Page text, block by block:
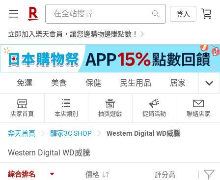
登入
立即加入樂天會員，讓您邊購物邊賺點數！
購物網分類
天天免運 美食蛋糕 養生保健 民生用品
居家生活 3C家電 親子玩具
免運 美食 保健 民生用品 居家 3C
店家首頁 本店類別 抽獎遊戲 促銷活動 聯絡店家
樂天首頁 驛家3C SHOP Western Digital WD威騰
Western Digital WD威騰
綜合排名 價格 評分高